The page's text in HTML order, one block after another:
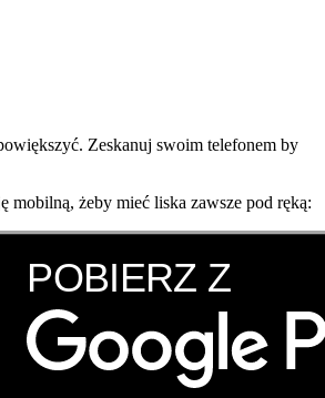
Zeskanuj swoim telefonem by
mobilną, żeby mieć liska zawsze pod ręką: